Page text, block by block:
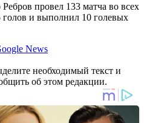
провел 133 матча во всех
голов и выполнил 10 голевых
News
необходимый текст и
об этом редакции.